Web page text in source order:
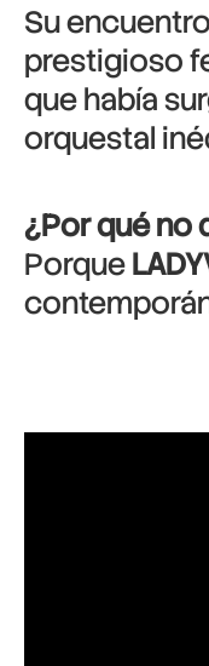
Su
prestigioso
que había
orquestal
¿Por qué no
Porque